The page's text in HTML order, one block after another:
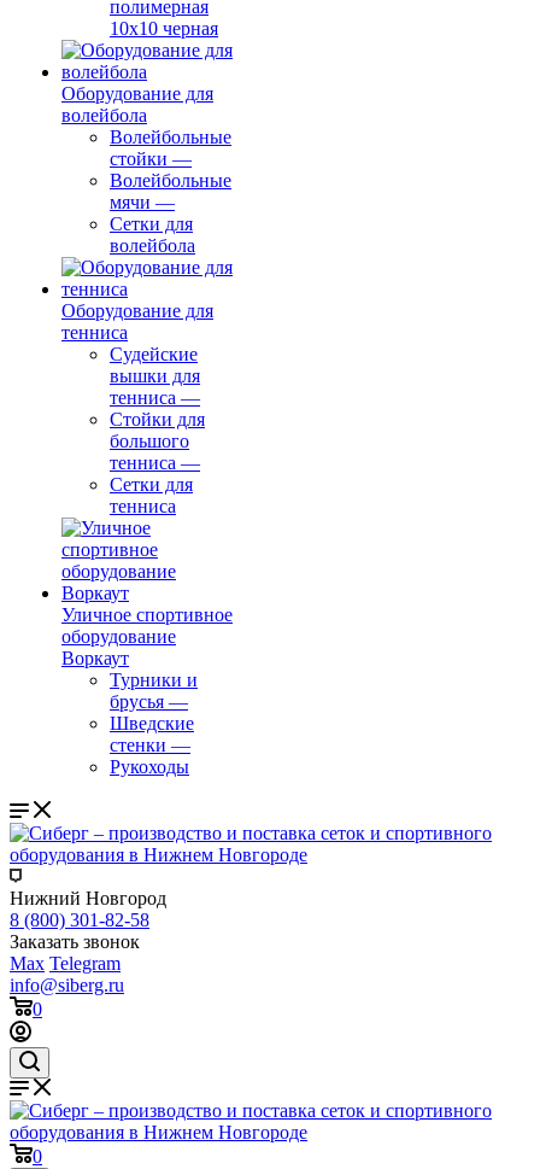
полимерная
10х10 черная
Оборудование для
волейбола
Волейбольные
стойки —
Волейбольные
мячи —
Сетки для
волейбола
Оборудование для
тенниса
Судейские
вышки для
тенниса —
Стойки для
большого
тенниса —
Сетки для
тенниса
Уличное спортивное
оборудование
Воркаут
Турники и
брусья —
Шведские
стенки —
Рукоходы
Нижний Новгород
8 (800) 301-82-58
Заказать звонок
Max Telegram
info@siberg.ru
0
0